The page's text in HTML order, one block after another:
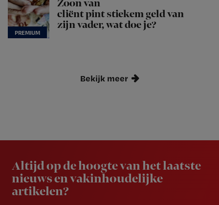
Zoon van
cliënt pint stiekem geld van
zijn vader, wat doe je?
Bekijk meer
Altijd op de hoogte van het laatste
nieuws en vakinhoudelijke
artikelen?